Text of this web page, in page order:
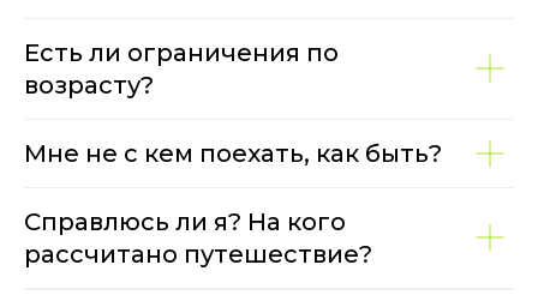
Есть ли ограничения по
возрасту?
Мне не с кем поехать, как быть?
Справлюсь ли я? На кого
рассчитано путешествие?